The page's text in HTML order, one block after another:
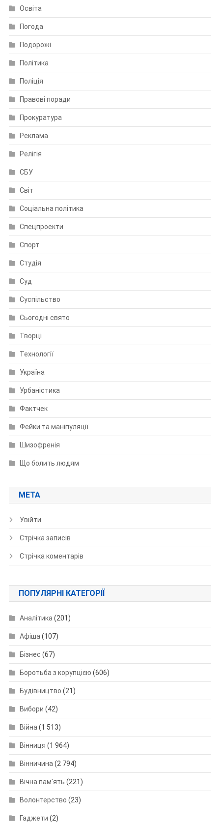
Освіта
Погода
Подорожі
Політика
Поліція
Правові поради
Прокуратура
Реклама
Релігія
СБУ
Світ
Соціальна політика
Спецпроекти
Спорт
Студія
Суд
Суспільство
Сьогодні свято
Творці
Технології
Україна
Урбаністика
Фактчек
Фейки та маніпуляції
Шизофренія
Що болить людям
МЕТА
Увійти
Стрічка записів
Стрічка коментарів
ПОПУЛЯРНІ КАТЕГОРІЇ
Аналітика (201)
Афіша (107)
Бізнес (67)
Боротьба з корупцією (606)
Будівництво (21)
Вибори (42)
Війна (1 513)
Вінниця (1 964)
Вінничина (2 794)
Вічна пам'ять (221)
Волонтерство (23)
Гаджети (2)